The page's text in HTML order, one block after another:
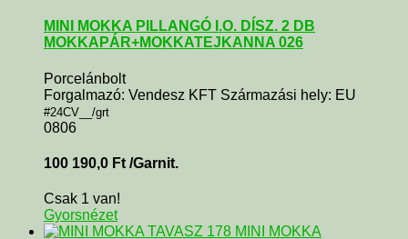
MINI MOKKA PILLANGÓ I.O. DÍSZ. 2 DB
MOKKAPÁR+MOKKATEJKANNA 026
Porcelánbolt
Forgalmazó: Vendesz KFT Származási hely: EU
#24CV__/grt
0806
100 190,0 Ft /Garnit.
Csak 1 van!
Gyorsnézet